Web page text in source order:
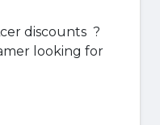
discounts ?
looking for